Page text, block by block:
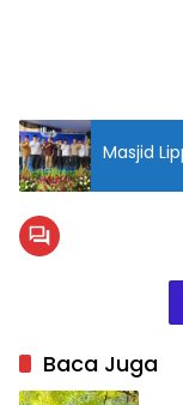
Masjid
Baca Juga